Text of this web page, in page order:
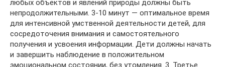
любых объектов и явлений природы должны быть
непродолжительными. 3-10 минут — оптимальное время
для интенсивной умственной деятельности детей, для
сосре­доточения внимания и самостоятельного
получения и усвоения ин­формации. Дети должны начать
и завершить наблюдение в положи­тельном
эмоциональном состоянии, без утомления. 3. Третье